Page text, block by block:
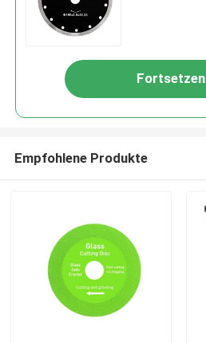
Fortsetzen
Empfohlene Produkte